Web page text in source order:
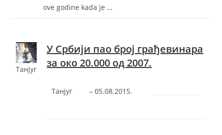
ove godine kada je …
Танјуг
У Србиjи пао броj грађевинара
за око 20.000 од 2007.
Танјуг –‎05.08.2015.‎